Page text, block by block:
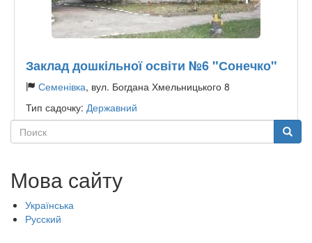
Заклад дошкільної освіти №6 "Сонечко"
Семенівка, вул. Богдана Хмельницького 8
Тип садочку: Державний
Поиск
Поиск
Мова сайту
Українська
Русский